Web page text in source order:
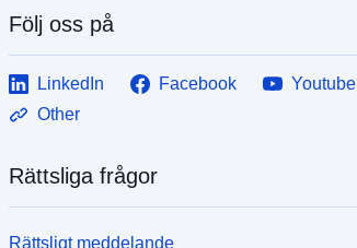
Följ oss på
LinkedIn Facebook
Youtube
Other
Rättsliga frågor
Rättsligt meddelande